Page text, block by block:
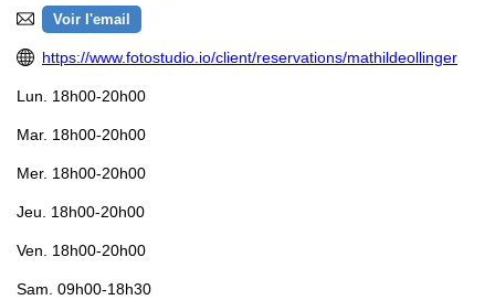
Voir l'email
https://www.fotostudio.io/client/reservations/mathildeollinger
Lun. 18h00-20h00
Mar. 18h00-20h00
Mer. 18h00-20h00
Jeu. 18h00-20h00
Ven. 18h00-20h00
Sam. 09h00-18h30